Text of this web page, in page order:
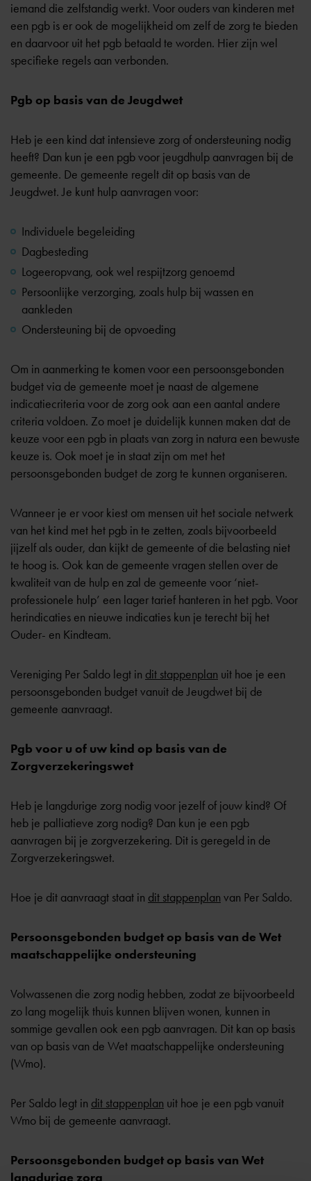
iemand die zelfstandig werkt. Voor ouders van kinderen met
een pgb is er ook de mogelijkheid om zelf de zorg te bieden
en daarvoor uit het pgb betaald te worden. Hier zijn wel
specifieke regels aan verbonden.
Pgb op basis van de Jeugdwet
Heb je een kind dat intensieve zorg of ondersteuning nodig
heeft? Dan kun je een pgb voor jeugdhulp aanvragen bij de
gemeente. De gemeente regelt dit op basis van de
Jeugdwet. Je kunt hulp aanvragen voor:
Individuele begeleiding
Dagbesteding
Logeeropvang, ook wel respijtzorg genoemd
Persoonlijke verzorging, zoals hulp bij wassen en
aankleden
Ondersteuning bij de opvoeding
Om in aanmerking te komen voor een persoonsgebonden
budget via de gemeente moet je naast de algemene
indicatiecriteria voor de zorg ook aan een aantal andere
criteria voldoen. Zo moet je duidelijk kunnen maken dat de
keuze voor een pgb in plaats van zorg in natura een bewuste
keuze is. Ook moet je in staat zijn om met het
persoonsgebonden budget de zorg te kunnen organiseren.
Wanneer je er voor kiest om mensen uit het sociale netwerk
van het kind met het pgb in te zetten, zoals bijvoorbeeld
jijzelf als ouder, dan kijkt de gemeente of die belasting niet
te hoog is. Ook kan de gemeente vragen stellen over de
kwaliteit van de hulp en zal de gemeente voor ‘niet-
professionele hulp’ een lager tarief hanteren in het pgb. Voor
herindicaties en nieuwe indicaties kun je terecht bij het
Ouder- en Kindteam.
Vereniging Per Saldo legt in dit stappenplan uit hoe je een
persoonsgebonden budget vanuit de Jeugdwet bij de
gemeente aanvraagt.
Pgb voor u of uw kind op basis van de
Zorgverzekeringswet
Heb je langdurige zorg nodig voor jezelf of jouw kind? Of
heb je palliatieve zorg nodig? Dan kun je een pgb
aanvragen bij je zorgverzekering. Dit is geregeld in de
Zorgverzekeringswet.
Hoe je dit aanvraagt staat in dit stappenplan van Per Saldo.
Persoonsgebonden budget op basis van de Wet
maatschappelijke ondersteuning
Volwassenen die zorg nodig hebben, zodat ze bijvoorbeeld
zo lang mogelijk thuis kunnen blijven wonen, kunnen in
sommige gevallen ook een pgb aanvragen. Dit kan op basis
van op basis van de Wet maatschappelijke ondersteuning
(Wmo).
Per Saldo legt in dit stappenplan uit hoe je een pgb vanuit
Wmo bij de gemeente aanvraagt.
Persoonsgebonden budget op basis van Wet
langdurige zorg